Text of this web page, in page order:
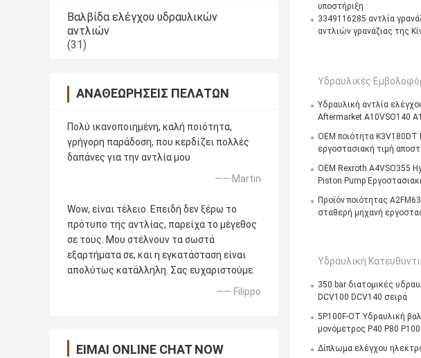
Βαλβίδα ελέγχου υδραυλικών
αντλιών
(31)
ΑΝΑΘΕΩΡΉΣΕΙΣ ΠΕΛΑΤΏΝ
Πολύ ικανοποιημένη, καλή ποιότητα,
γρήγορη παράδοση, που κερδίζει πολλές
δαπάνες για την αντλία μου
—— Martin
Wow, είναι τέλειο. Επειδή δεν ξέρω το
πρότυπο της αντλίας, παρείχα το μέγεθος
σε τους. Μου στέλνουν τα σωστά
εξαρτήματα σε, και η εγκατάσταση είναι
απολύτως κατάλληλη. Σας ευχαριστούμε.
—— Filippo
ΕΊΜΑΙ ONLINE CHAT NOW
υποστήριξη
3349116285 αντλία
αντλιών γρανάζιας της
Υδραυλικές
Υδραυλική αντλία
Aftermarket A10VSO140
OEM ποιότητα
εργοστασιακή τιμή
OEM Rexroth A4VSO355
Piston Pump
Προϊόν ποιότητας
σταθερή μηχανή
Υδραυλική
350 bar διατομικές
DCV100 DCV140 σειρά
5P100F-OT Υδραυλική
μονόμετρος P40 P80 P100
Δίπλωμα ελέγχου